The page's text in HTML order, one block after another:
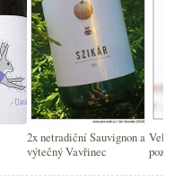
2x netradiční Sauvignon a
výtečný Vavřinec